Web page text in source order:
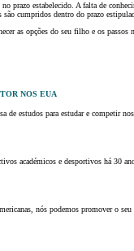
prazo estabelecido. A falta de
são cumpridos dentro do prazo
as opções do seu filho e os
NOS EUA
de estudos para estudar e competir
académicos e desportivos há 30
nós podemos promover o